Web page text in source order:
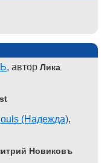
, автор Лика
(Надежда),
Новиковъ